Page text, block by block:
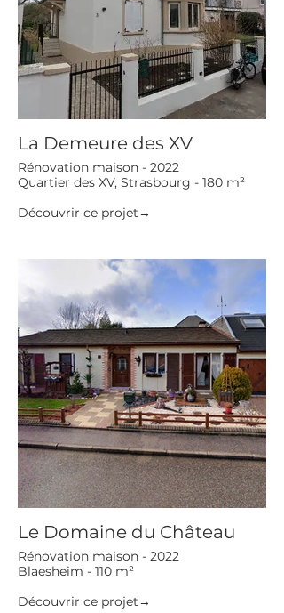
La Demeure des XV
Rénovation maison - 2022
Quartier des XV, Strasbourg - 180 m²
Découvrir ce projet→
Le Domaine du Château
Rénovation maison - 2022
Blaesheim - 110 m²
Découvrir ce projet→